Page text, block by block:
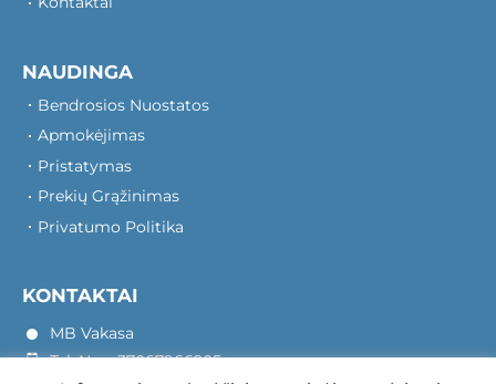
NAUDINGA
Bendrosios Nuostatos
Apmokėjimas
Pristatymas
Prekių Grąžinimas
Privatumo Politika
KONTAKTAI
MB Vakasa
Tel. Nr.: +37067966205